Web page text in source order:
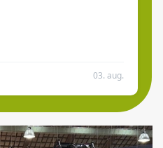
03. aug.